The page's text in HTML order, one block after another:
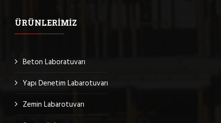
ÜRÜNLERIMIZ
Beton Laboratuvarı
Yapı Denetim Labarotuvarı
Zemin Labarotuvarı